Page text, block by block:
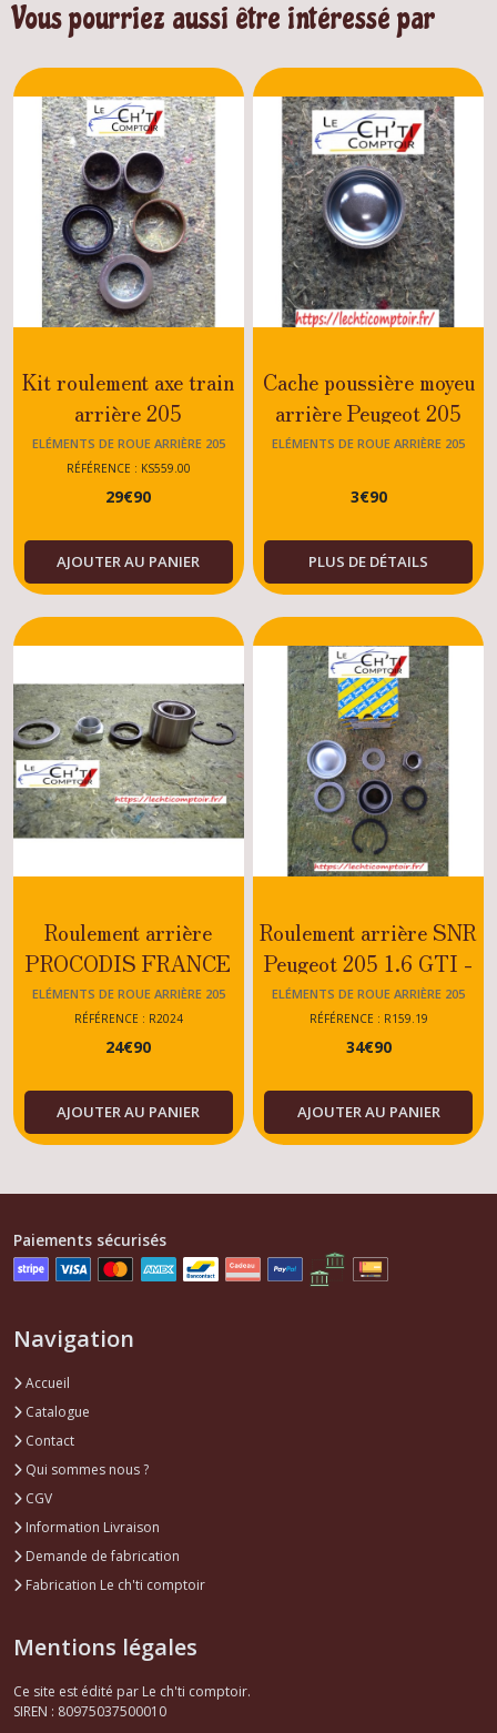
Vous pourriez aussi être intéressé par
Kit roulement axe train
arrière 205
GTI/RALLYE/DTURBO
ELÉMENTS DE ROUE ARRIÈRE 205
RÉFÉRENCE : KS559.00
29€90
AJOUTER AU PANIER
Cache poussière moyeu
arrière Peugeot 205
GTI/CTI/
ELÉMENTS DE ROUE ARRIÈRE 205
3€90
PLUS DE DÉTAILS
Roulement arrière
PROCODIS FRANCE
Peugeot 205 1.6 GTI -
RALLYE-DTURBO-
DIESEL-TU-XU
ELÉMENTS DE ROUE ARRIÈRE 205
RÉFÉRENCE : R2024
24€90
AJOUTER AU PANIER
Roulement arrière SNR
Peugeot 205 1.6 GTI -
RALLYE-DTURBO-
DIESEL-TU-XU
ELÉMENTS DE ROUE ARRIÈRE 205
RÉFÉRENCE : R159.19
34€90
AJOUTER AU PANIER
Paiements sécurisés
Navigation
Accueil
Catalogue
Contact
Qui sommes nous ?
CGV
Information Livraison
Demande de fabrication
Fabrication Le ch'ti comptoir
Mentions légales
Ce site est édité par Le ch'ti comptoir.
SIREN : 80975037500010